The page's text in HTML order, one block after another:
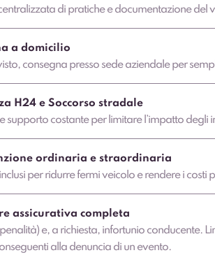
di pratiche e documentazione del
a domicilio
consegna presso sede aziendale per
H24 e Soccorso stradale
supporto costante per limitare l’impatto degli
ordinaria e straordinaria
per ridurre fermi veicolo e rendere i costi
assicurativa completa
e, a richiesta, infortunio conducente.
alla denuncia di un evento.